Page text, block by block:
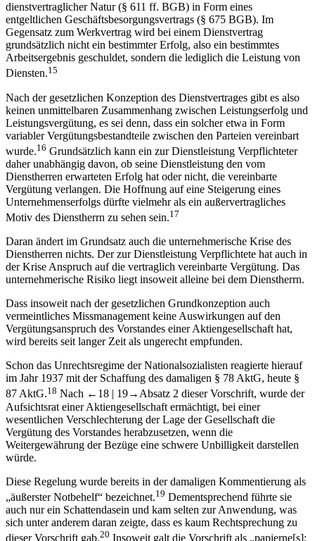
Aus zivilrechtsdogmatischer Sicht lässt sich diese Einschätzung
nicht teilen. Der Anstellungsvertrag eines Vorstandes ist, worauf im
Folgenden noch näher eingegangen werden wird, in der Regel
dienstvertraglicher Natur (§ 611 ff. BGB) in Form eines
entgeltlichen Geschäftsbesorgungsvertrags (§ 675 BGB). Im
Gegensatz zum Werkvertrag wird bei einem Dienstvertrag
Arbeitsergebnis geschuldet, sondern die lediglich die Leistung von
Diensten.15
Nach der gesetzlichen Konzeption des Dienstvertrages gibt es also
keinen unmittelbaren Zusammenhang zwischen Leistungserfolg und
Leistungsvergütung, es sei denn, dass ein solcher etwa in Form
variabler Vergütungsbestandteile zwischen den Parteien vereinbart
wurde.16Grundsätzlich kann ein zur Dienstleistung Verpflichteter
daher unabhängig davon, ob seine Dienstleistung den vom
Dienstherren erwarteten Erfolg hat oder nicht, die vereinbarte
Unternehmenserfolgs dürfte vielmehr als ein außervertragliches
Motiv des Dienstherrn zu sehen sein.17
Daran ändert im Grundsatz auch die unternehmerische Krise des
der Krise Anspruch auf die vertraglich vereinbarte Vergütung. Das
unternehmerische Risiko liegt insoweit alleine bei dem Dienstherrn.
Dass insoweit nach der gesetzlichen Grundkonzeption auch
Vergütungsanspruch des Vorstandes einer Aktiengesellschaft hat,
wird bereits seit langer Zeit als ungerecht empfunden.
Schon das Unrechtsregime der Nationalsozialisten reagierte hierauf
im Jahr 1937 mit der Schaffung des damaligen § 78 AktG, heute §
87 AktG.18Nach←18 |19→Absatz 2 dieser Vorschrift, wurde der
Aufsichtsrat einer Aktiengesellschaft ermächtigt, bei einer
wesentlichen Verschlechterung der Lage der Gesellschaft die
Weitergewährung der Bezüge eine schwere Unbilligkeit darstellen
würde.
Diese Regelung wurde bereits in der damaligen Kommentierung als
„äußerster Notbehelf “ bezeichnet. Dementsprechend führte sie